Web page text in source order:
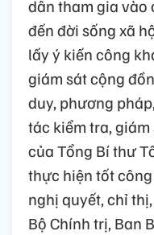
dân tham gia vào
đến đời sống xã
lấy ý kiến công
giám sát cộng
duy, phương
tác kiểm tra,
của Tổng Bí thư
thực hiện tốt
nghị quyết, chỉ
Bộ Chính trị, Ban